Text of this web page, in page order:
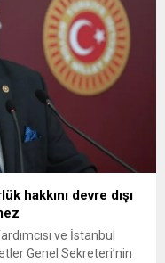
hakkını devre dışı
ve İstanbul
Genel Sekreteri’nin